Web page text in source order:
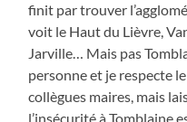
finit par trouver
voit le Haut du Lièvre,
Jarville… Mais pas
personne et je respecte
collègues maires, mais
l’insécurité à Tomblaine